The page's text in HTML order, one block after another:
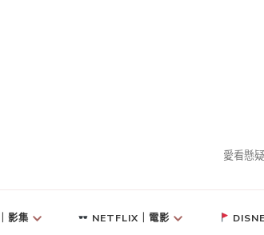
愛看懸
影集 NETFLIX｜電影